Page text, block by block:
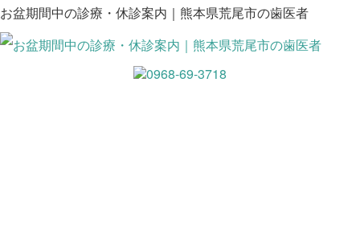
お盆期間中の診療・休診案内｜熊本県荒尾市の歯医者